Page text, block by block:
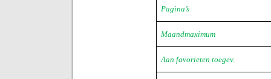
Pagina’s
Maandmaximum
Aan favorieten toegev.